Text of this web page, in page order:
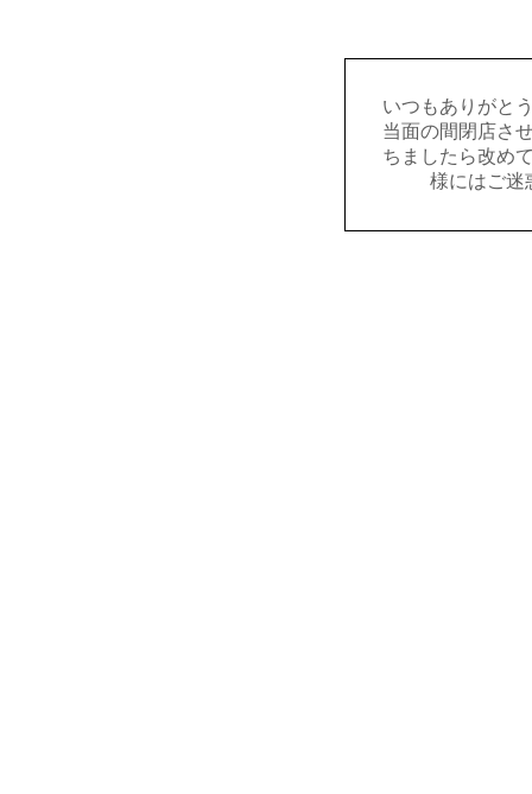
いつもありがと
当面の間閉店さ
ちましたら改め
様にはご迷